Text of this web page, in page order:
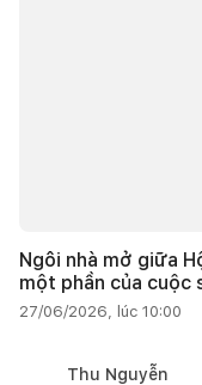
Ngôi nhà mở giữa
một phần của cuộc
27/06/2026, lúc 10:00
Thu Nguyễn